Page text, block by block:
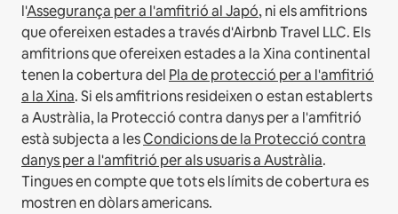
l'Assegurança per a l'amfitrió al Japó, ni els amfitrions
que ofereixen estades a través d'Airbnb Travel LLC. Els
amfitrions que ofereixen estades a la Xina continental
tenen la cobertura del Pla de protecció per a l'amfitrió
a la Xina.Si els amfitrions resideixen o estan establerts
a Austràlia, la Protecció contra danys per a l'amfitrió
està subjecta a lesCondicions de la Protecció contra
danys per a l'amfitrió per als usuaris a Austràlia.
Tingues en compte que tots els límits de cobertura es
mostren en dòlars americans.